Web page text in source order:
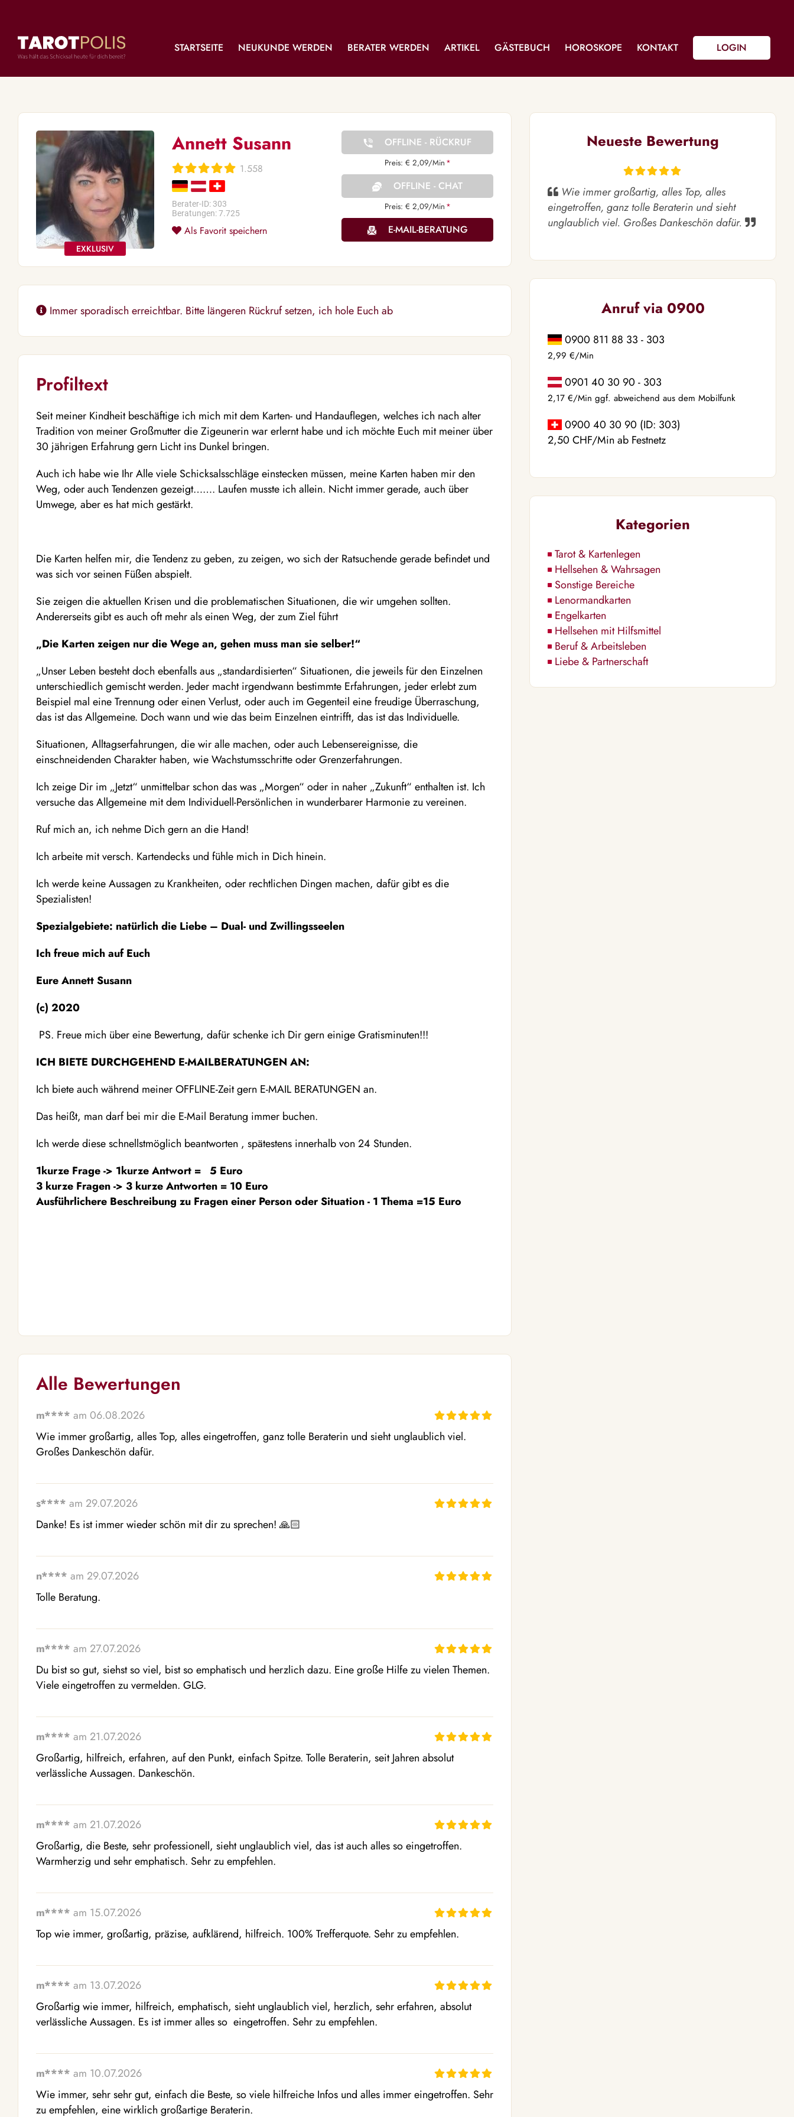
STARTSEITE NEUKUNDE WERDEN BERATER WERDEN ARTIKEL GÄSTEBUCH HOROSKOPE KONTAKT LOGIN
Annett Susann
1.558
Berater-ID: 303
Beratungen: 7.725
Als Favorit speichern
OFFLINE - RÜCKRUF
Preis: € 2,09/Min *
OFFLINE - CHAT
Preis: € 2,09/Min *
E-MAIL-BERATUNG
Immer sporadisch erreichtbar. Bitte längeren Rückruf setzen, ich hole Euch ab
Profiltext
Seit meiner Kindheit beschäftige ich mich mit dem Karten- und Handauflegen, welches ich nach alter
Tradition von meiner Großmutter die Zigeunerin war erlernt habe und ich möchte Euch mit meiner über
30 jährigen Erfahrung gern Licht ins Dunkel bringen.
Auch ich habe wie Ihr Alle viele Schicksalsschläge einstecken müssen, meine Karten haben mir den
Weg, oder auch Tendenzen gezeigt……. Laufen musste ich allein. Nicht immer gerade, auch über
Umwege, aber es hat mich gestärkt.
Die Karten helfen mir, die Tendenz zu geben, zu zeigen, wo sich der Ratsuchende gerade befindet und
was sich vor seinen Füßen abspielt.
Sie zeigen die aktuellen Krisen und die problematischen Situationen, die wir umgehen sollten.
Andererseits gibt es auch oft mehr als einen Weg, der zum Ziel führt
„Die Karten zeigen nur die Wege an, gehen muss man sie selber!“
„Unser Leben besteht doch ebenfalls aus „standardisierten“ Situationen, die jeweils für den Einzelnen
unterschiedlich gemischt werden. Jeder macht irgendwann bestimmte Erfahrungen, jeder erlebt zum
Beispiel mal eine Trennung oder einen Verlust, oder auch im Gegenteil eine freudige Überraschung,
das ist das Allgemeine. Doch wann und wie das beim Einzelnen eintrifft, das ist das Individuelle.
Situationen, Alltagserfahrungen, die wir alle machen, oder auch Lebensereignisse, die
einschneidenden Charakter haben, wie Wachstumsschritte oder Grenzerfahrungen.
Ich zeige Dir im „Jetzt“ unmittelbar schon das was „Morgen“ oder in naher „Zukunft“ enthalten ist. Ich
versuche das Allgemeine mit dem Individuell-Persönlichen in wunderbarer Harmonie zu vereinen.
Ruf mich an, ich nehme Dich gern an die Hand!
Ich arbeite mit versch. Kartendecks und fühle mich in Dich hinein.
Ich werde keine Aussagen zu Krankheiten, oder rechtlichen Dingen machen, dafür gibt es die
Spezialisten!
Spezialgebiete: natürlich die Liebe – Dual- und Zwillingsseelen
Ich freue mich auf Euch
Eure Annett Susann
(c) 2020
PS. Freue mich über eine Bewertung, dafür schenke ich Dir gern einige Gratisminuten!!!
ICH BIETE DURCHGEHEND E-MAILBERATUNGEN AN:
Ich biete auch während meiner OFFLINE-Zeit gern E-MAIL BERATUNGEN an.
Das heißt, man darf bei mir die E-Mail Beratung immer buchen.
Ich werde diese schnellstmöglich beantworten , spätestens innerhalb von 24 Stunden.
1kurze Frage -> 1kurze Antwort = 5 Euro
3 kurze Fragen -> 3 kurze Antworten = 10 Euro
Ausführlichere Beschreibung zu Fragen einer Person oder Situation - 1 Thema =15 Euro
Alle Bewertungen
m**** am 06.08.2026
Wie immer großartig, alles Top, alles eingetroffen, ganz tolle Beraterin und sieht unglaublich viel.
Großes Dankeschön dafür.
s**** am 29.07.2026
Danke! Es ist immer wieder schön mit dir zu sprechen! 🙏🏻
n**** am 29.07.2026
Tolle Beratung.
m**** am 27.07.2026
Du bist so gut, siehst so viel, bist so emphatisch und herzlich dazu. Eine große Hilfe zu vielen Themen.
Viele eingetroffen zu vermelden. GLG.
m**** am 21.07.2026
Großartig, hilfreich, erfahren, auf den Punkt, einfach Spitze. Tolle Beraterin, seit Jahren absolut
verlässliche Aussagen. Dankeschön.
m**** am 21.07.2026
Großartig, die Beste, sehr professionell, sieht unglaublich viel, das ist auch alles so eingetroffen.
Warmherzig und sehr emphatisch. Sehr zu empfehlen.
m**** am 15.07.2026
Top wie immer, großartig, präzise, aufklärend, hilfreich. 100% Trefferquote. Sehr zu empfehlen.
m**** am 13.07.2026
Großartig wie immer, hilfreich, emphatisch, sieht unglaublich viel, herzlich, sehr erfahren, absolut
verlässliche Aussagen. Es ist immer alles so  eingetroffen. Sehr zu empfehlen.
m**** am 10.07.2026
Wie immer, sehr sehr gut, einfach die Beste, so viele hilfreiche Infos und alles immer eingetroffen. Sehr
zu empfehlen, eine wirklich großartige Beraterin.
Neueste Bewertung
Wie immer großartig, alles Top, alles
eingetroffen, ganz tolle Beraterin und sieht
unglaublich viel. Großes Dankeschön dafür.
Anruf via 0900
0900 811 88 33 - 303
2,99 €/Min
0901 40 30 90 - 303
2,17 €/Min ggf. abweichend aus dem Mobilfunk
0900 40 30 90 (ID: 303)
2,50 CHF/Min ab Festnetz
Kategorien
Tarot & Kartenlegen
Hellsehen & Wahrsagen
Sonstige Bereiche
Lenormandkarten
Engelkarten
Hellsehen mit Hilfsmittel
Beruf & Arbeitsleben
Liebe & Partnerschaft